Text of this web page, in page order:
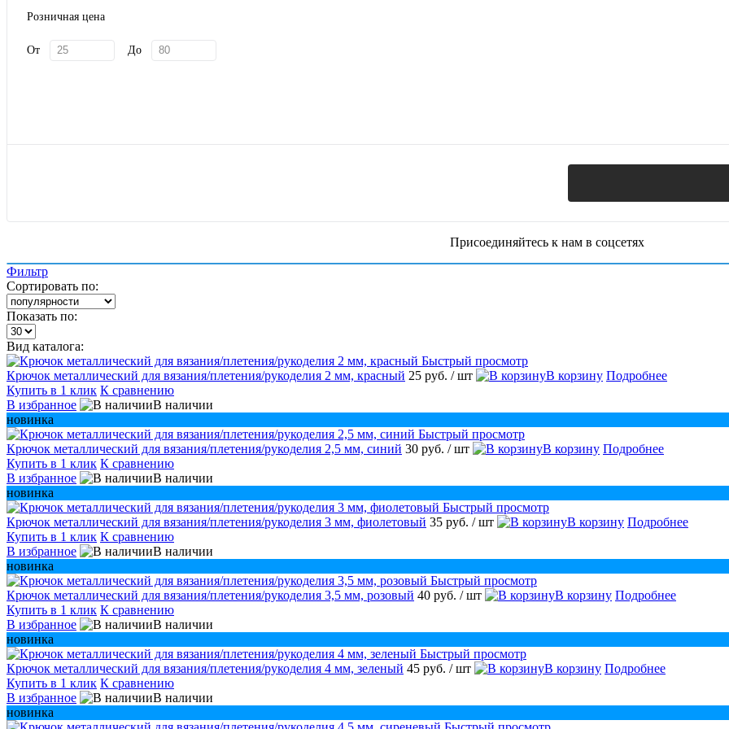
Розничная цена
От До
Присоединяйтесь к нам в соцсетях
Фильтр
Сортировать по:
Показать по:
Вид каталога:
Быстрый просмотр
Крючок металлический для вязания/плетения/рукоделия 2 мм, красный 25 руб. / шт В корзину Подробнее
Купить в 1 клик К сравнению
В избранное
В наличии
новинка
Быстрый просмотр
Крючок металлический для вязания/плетения/рукоделия 2,5 мм, синий 30 руб. / шт В корзину Подробнее
Купить в 1 клик К сравнению
В избранное
В наличии
новинка
Быстрый просмотр
Крючок металлический для вязания/плетения/рукоделия 3 мм, фиолетовый 35 руб. / шт В корзину Подробнее
Купить в 1 клик К сравнению
В избранное
В наличии
новинка
Быстрый просмотр
Крючок металлический для вязания/плетения/рукоделия 3,5 мм, розовый 40 руб. / шт В корзину Подробнее
Купить в 1 клик К сравнению
В избранное
В наличии
новинка
Быстрый просмотр
Крючок металлический для вязания/плетения/рукоделия 4 мм, зеленый 45 руб. / шт В корзину Подробнее
Купить в 1 клик К сравнению
В избранное
В наличии
новинка